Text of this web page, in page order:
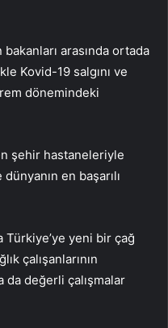
arasında ortada
Kovid-19 salgını ve
dönemindeki
şehir hastaneleriyle
en başarılı
Türkiye’ye yeni bir çağ
çalışanlarının
da değerli çalışmalar